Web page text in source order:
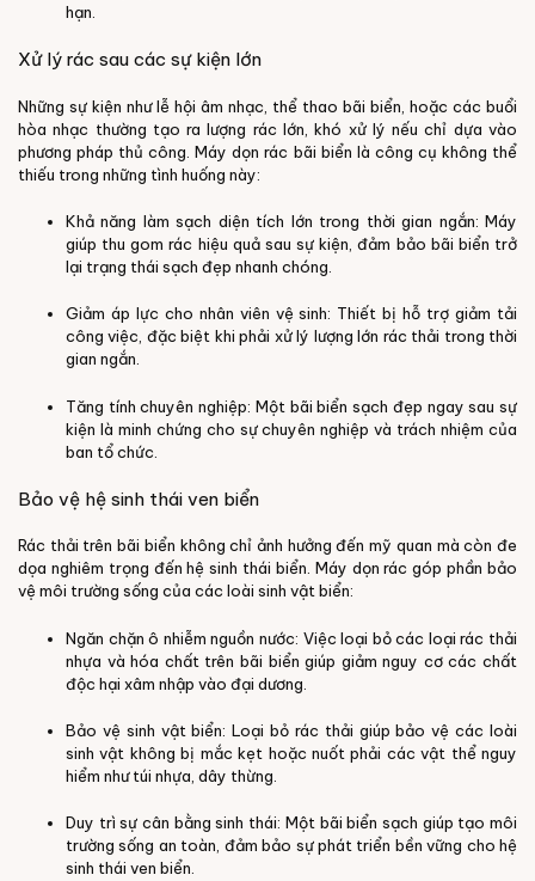
hạn.
Xử lý rác sau các sự kiện lớn
Những sự kiện như lễ hội âm nhạc, thể thao bãi biển, hoặc các buổi
hòa nhạc thường tạo ra lượng rác lớn, khó xử lý nếu chỉ dựa vào
phương pháp thủ công. Máy dọn rác bãi biển là công cụ không thể
thiếu trong những tình huống này:
Khả năng làm sạch diện tích lớn trong thời gian ngắn: Máy
giúp thu gom rác hiệu quả sau sự kiện, đảm bảo bãi biển trở
lại trạng thái sạch đẹp nhanh chóng.
Giảm áp lực cho nhân viên vệ sinh: Thiết bị hỗ trợ giảm tải
công việc, đặc biệt khi phải xử lý lượng lớn rác thải trong thời
gian ngắn.
Tăng tính chuyên nghiệp: Một bãi biển sạch đẹp ngay sau sự
kiện là minh chứng cho sự chuyên nghiệp và trách nhiệm của
ban tổ chức.
Bảo vệ hệ sinh thái ven biển
Rác thải trên bãi biển không chỉ ảnh hưởng đến mỹ quan mà còn đe
dọa nghiêm trọng đến hệ sinh thái biển. Máy dọn rác góp phần bảo
vệ môi trường sống của các loài sinh vật biển:
Ngăn chặn ô nhiễm nguồn nước: Việc loại bỏ các loại rác thải
nhựa và hóa chất trên bãi biển giúp giảm nguy cơ các chất
độc hại xâm nhập vào đại dương.
Bảo vệ sinh vật biển: Loại bỏ rác thải giúp bảo vệ các loài
sinh vật không bị mắc kẹt hoặc nuốt phải các vật thể nguy
hiểm như túi nhựa, dây thừng.
Duy trì sự cân bằng sinh thái: Một bãi biển sạch giúp tạo môi
trường sống an toàn, đảm bảo sự phát triển bền vững cho hệ
sinh thái ven biển.